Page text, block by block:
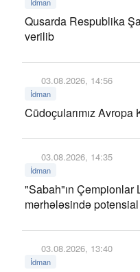
Qusarda Respublika
verilib
03.08.2026, 14:56
İdman
Cüdoçularımız
03.08.2026, 14:35
İdman
"Sabah"ın Çempionlar
mərhələsində
03.08.2026, 13:40
İdman